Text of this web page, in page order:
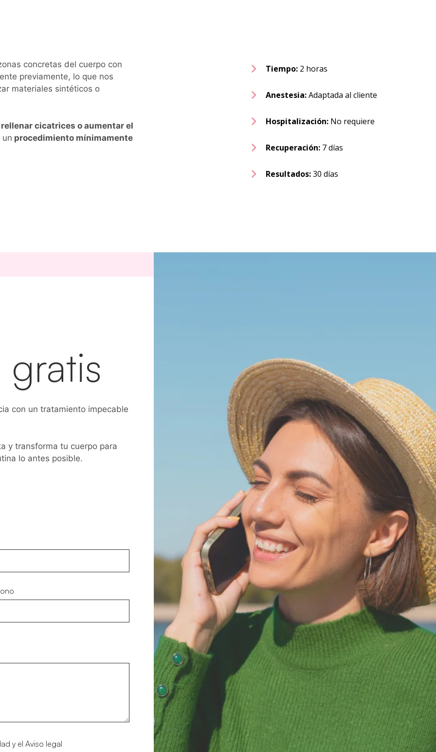
concretas del cuerpo con
previamente, lo que nos
materiales sintéticos o
rellenar cicatrices o aumentar el
un procedimiento mínimamente
Tiempo: 2 horas
Anestesia:Adaptada al cliente
Hospitalización: No requiere
Recuperación: 7 días
Resultados:30 días
con un tratamiento impecable
y transforma tu cuerpo para
lo antes posible.
y el Aviso legal